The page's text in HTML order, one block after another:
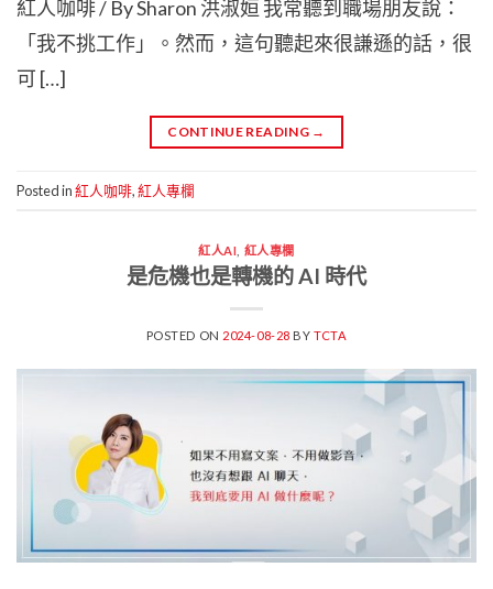
紅人咖啡 / By Sharon 洪淑姮 我常聽到職場朋友說：
「我不挑工作」。然而，這句聽起來很謙遜的話，很
可 […]
CONTINUE READING →
Posted in紅人咖啡,紅人專欄
紅人AI 紅人專欄
是危機也是轉機的 AI 時代
POSTED ON 2024-08-28 BYTCTA